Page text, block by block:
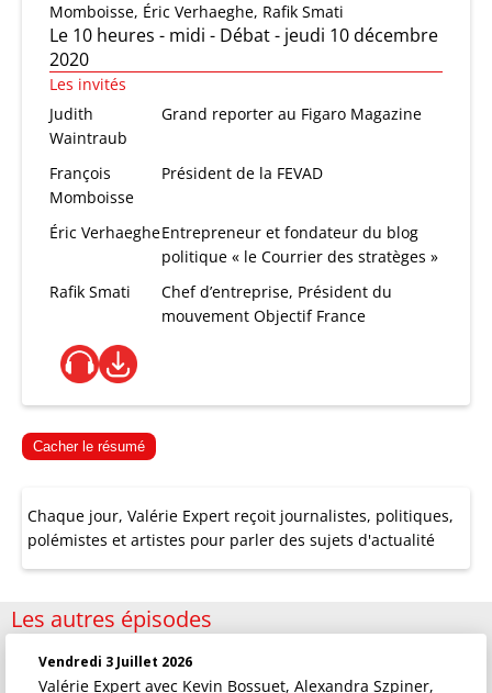
Momboisse, Éric Verhaeghe, Rafik Smati
Le 10 heures - midi - Débat - jeudi 10 décembre
2020
Les invités
Judith
Waintraub
Grand reporter au Figaro Magazine
François
Momboisse
Président de la FEVAD
Éric VerhaegheEntrepreneur et fondateur du blog
politique « le Courrier des stratèges »
Rafik Smati
Chef d’entreprise, Président du
mouvement Objectif France
Cacher le résumé
Chaque jour, Valérie Expert reçoit journalistes, politiques,
polémistes et artistes pour parler des sujets d'actualité
Les autres épisodes
Vendredi 3 Juillet 2026
Valérie Expert avec Kevin Bossuet, Alexandra Szpiner,